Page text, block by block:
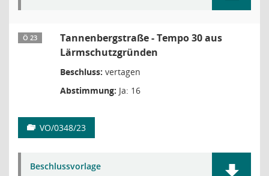
Ö 23
Tannenbergstraße - Tempo 30 aus
Lärmschutzgründen
Beschluss: vertagen
Abstimmung: Ja: 16
VO/0348/23
Beschlussvorlage